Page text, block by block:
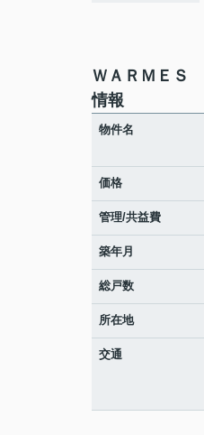
ＷＡＲＭＥＳ
情報
物件名
価格
管理/共益費
築年月
総戸数
所在地
交通